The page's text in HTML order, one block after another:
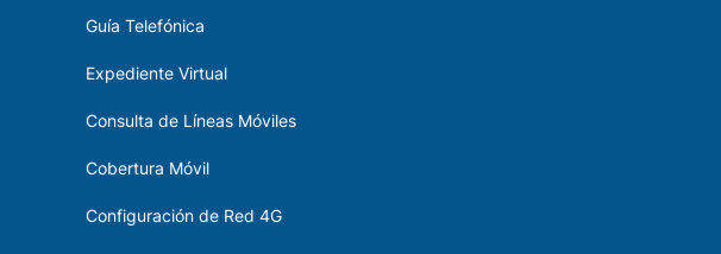
Guía Telefónica
Expediente Virtual
Consulta de Líneas Móviles
Cobertura Móvil
Configuración de Red 4G